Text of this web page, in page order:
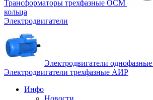
Трансформаторы трехфазные ОСМ
кольца
Электродвигатели
Электродвигатели
Электродвигатели трехфазные АИР
Инфо
Новости